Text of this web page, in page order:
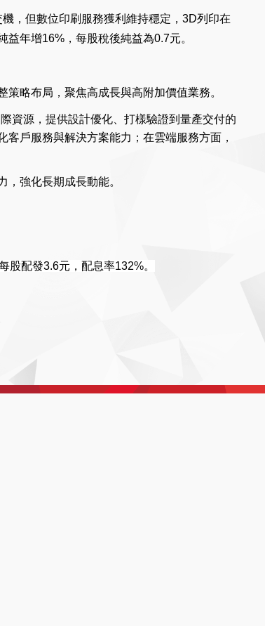
，但數位印刷服務獲利維持穩定，3D列印在
年增16%，每股稅後純益為0.7元。
略布局，聚焦高成長與高附加價值業務。
資源，提供設計優化、打樣驗證到量產交付的
戶服務與解決方案能力；在雲端服務方面，
強化長期成長動能。
股配發3.6元，配息率132%。